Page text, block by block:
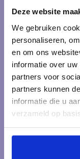
Deze website
We gebruiken
personaliseren,
en om ons
informatie over
partners voor
partners kunnen
informatie die u
verzameld op
Onderdeel van Het
3841 EE